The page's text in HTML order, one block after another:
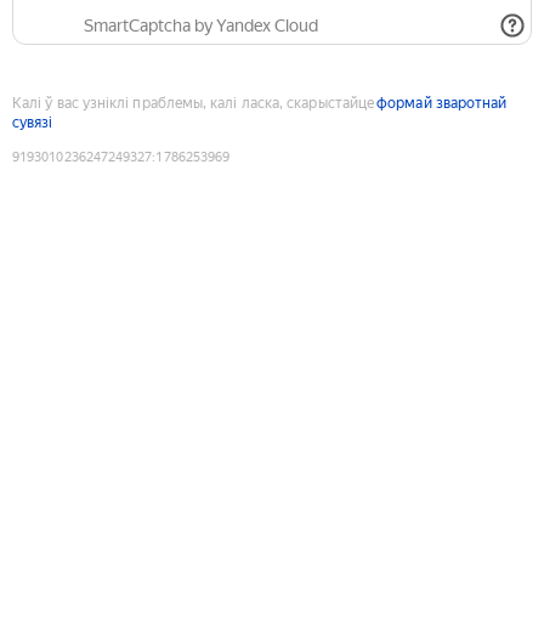
SmartCaptcha by Yandex Cloud
Калі ў вас узніклі праблемы, калі ласка, скарыстайцеформай зваротнай
сувязі
9193010236247249327:1786253969